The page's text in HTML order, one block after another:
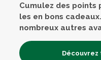
Cumulez des points
les en bons
nombreux autres
Découvrez